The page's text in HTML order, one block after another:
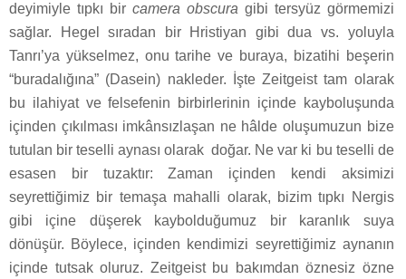
deyimiyle tıpkı bir camera obscuragibi tersyüz görmemizi
sağlar. Hegel sıradan bir Hristiyan gibi dua vs. yoluyla
Tanrı’ya yükselmez, onu tarihe ve buraya, bizatihi beşerin
“buradalığına” (Dasein) nakleder. İşte Zeitgeist tam olarak
bu ilahiyat ve felsefenin birbirlerinin içinde kayboluşunda
içinden çıkılması imkânsızlaşan ne hâlde oluşumuzun bize
tutulan bir teselli aynası olarak doğar. Ne var ki bu teselli de
esasen bir tuzaktır: Zaman içinden kendi aksimizi
seyrettiğimiz bir temaşa mahalli olarak, bizim tıpkı Nergis
gibi içine düşerek kaybolduğumuz bir karanlık suya
dönüşür. Böylece, içinden kendimizi seyrettiğimiz aynanın
içinde tutsak oluruz. Zeitgeist bu bakımdan öznesiz özne